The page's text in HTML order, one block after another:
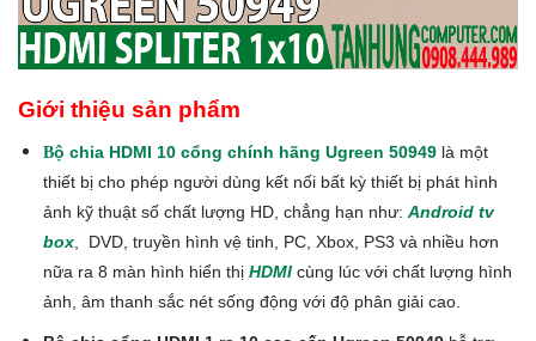
Giới thiệu sản phẩm
Bộ chia HDMI 10 cổng chính hãng Ugreen 50949 là một
thiết bị cho phép người dùng kết nối bất kỳ thiết bị phát hình
ảnh kỹ thuật số chất lượng HD, chẳng hạn như: Android tv
box, DVD, truyền hình vệ tinh, PC, Xbox, PS3 và nhiều hơn
nữa ra 8 màn hình hiển thị HDMI cùng lúc với chất lượng hình
ảnh, âm thanh sắc nét sống động với độ phân giải cao.